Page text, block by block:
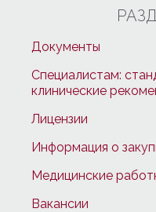
Документы
Специалистам:
клинические
Лицензии
Информация о
Медицинские
Вакансии